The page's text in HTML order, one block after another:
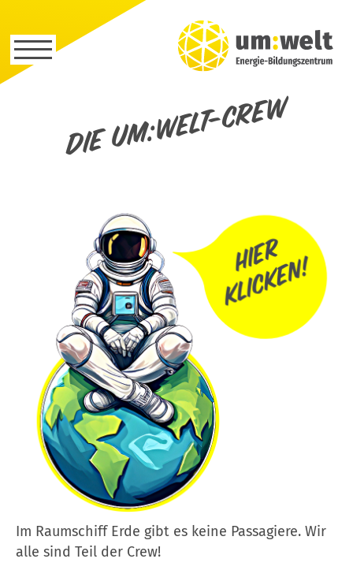
Die um:welt-Crew
Im Raumschiff Erde gibt es keine Passagiere. Wir
alle sind Teil der Crew!